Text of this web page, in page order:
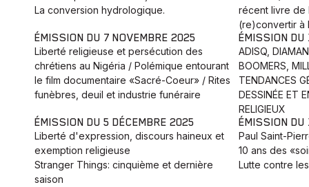
La conversion hydrologique.
récent livre de
(re)convertir à
ÉMISSION DU 7 NOVEMBRE 2025
Liberté religieuse et persécution des
chrétiens au Nigéria / Polémique entourant
le film documentaire «Sacré-Coeur» / Rites
funèbres, deuil et industrie funéraire
ÉMISSION
ADISQ,
BOOMERS,
TENDANCES
DESSINÉE ET
RELIGIEUX
ÉMISSION DU 5 DÉCEMBRE 2025
Liberté d'expression, discours haineux et
exemption religieuse
Stranger Things: cinquième et dernière
saison
ÉMISSION DU
Paul Saint-
10 ans des
Lutte contre